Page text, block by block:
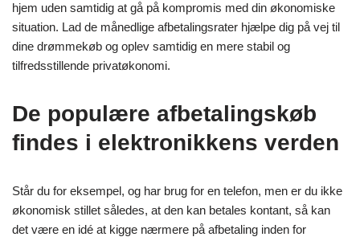
hjem uden samtidig at gå på kompromis med din økonomiske
situation. Lad de månedlige afbetalingsrater hjælpe dig på vej til
dine drømmekøb og oplev samtidig en mere stabil og
tilfredsstillende privatøkonomi.
De populære afbetalingskøb
findes i elektronikkens verden
Står du for eksempel, og har brug for en telefon, men er du ikke
økonomisk stillet således, at den kan betales kontant, så kan
det være en idé at kigge nærmere på afbetaling inden for